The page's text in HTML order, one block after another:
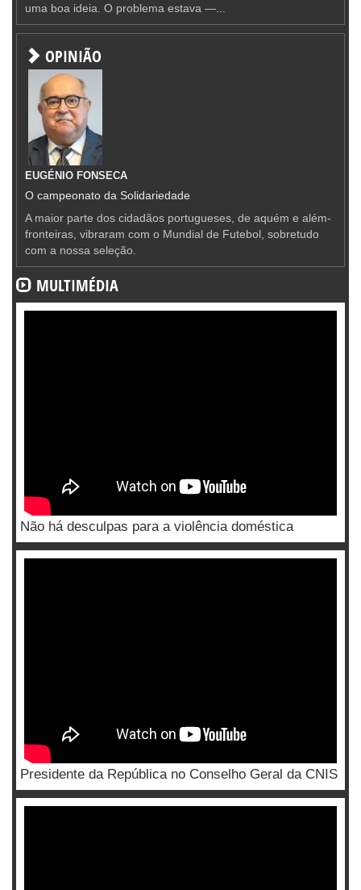
uma boa ideia. O problema estava —...
OPINIÃO
EUGÉNIO FONSECA
O campeonato da Solidariedade
A maior parte dos cidadãos portugueses, de aquém e além-
fronteiras, vibraram com o Mundial de Futebol, sobretudo
com a nossa seleção.
MULTIMÉDIA
Não há desculpas para a violência doméstica
Presidente da República no Conselho Geral da CNIS